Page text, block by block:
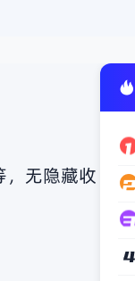
，无隐藏收